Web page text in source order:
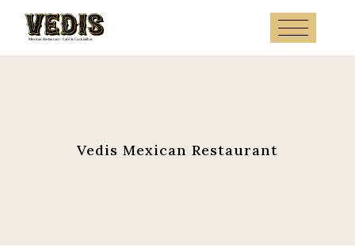
content
Vedis Mexican Restaurant